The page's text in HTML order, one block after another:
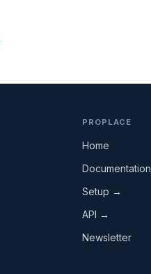
PROPLACE
Home
Setup →
API →
Newsletter